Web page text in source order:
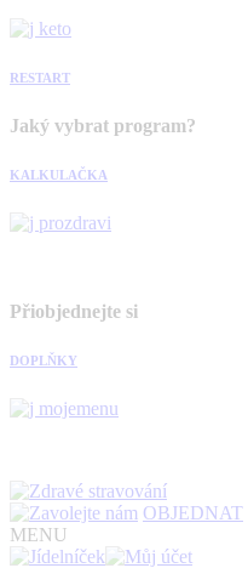
RESTART
Jaký vybrat program?
KALKULAČKA
Přiobjednejte si
DOPLŇKY
OBJEDNAT
MENU